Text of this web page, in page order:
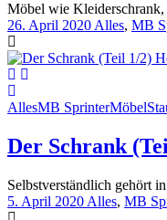
Möbel wie Kleiderschrank,
26. April 2020 Alles, MB
AllesMB SprinterMöbel
Der Schrank
Selbstverständlich gehört
5. April 2020 Alles, MB